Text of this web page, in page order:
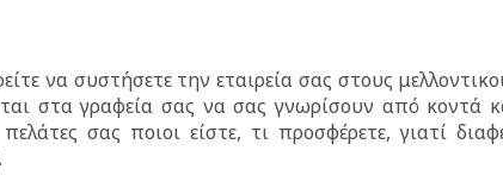
να συστήσετε την εταιρεία σας στους
στα γραφεία σας να σας γνωρίσουν από κοντά
σας ποιοι είστε, τι προσφέρετε, γιατί